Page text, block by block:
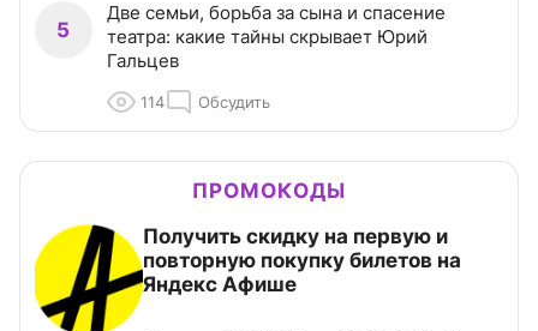
5
Две семьи, борьба за сына и спасение
театра: какие тайны скрывает Юрий
Гальцев
114 Обсудить
ПРОМОКОДЫ
Получить скидку на первую и
повторную покупку билетов на
Яндекс Афише